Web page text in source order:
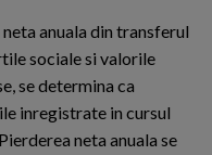
anuala din transferul
sociale si valorile
se determina ca
inregistrate in cursul
neta anuala se